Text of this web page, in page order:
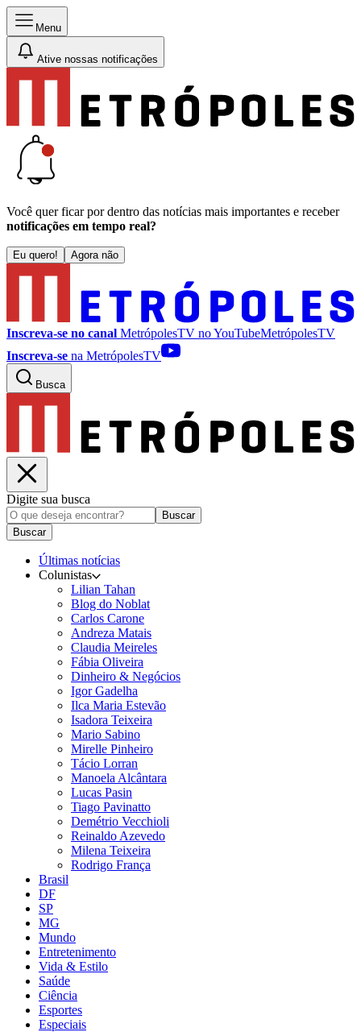
Menu
Ative nossas notificações
Você quer ficar por dentro das notícias mais importantes e receber
notificações em tempo real?
Eu quero! Agora não
Inscreva-se no canal MetrópolesTV noYouTubeMetrópolesTV
Inscreva-se na MetrópolesTV
Busca
Digite sua busca
Buscar
Buscar
Últimas notícias
Colunistas
Lilian Tahan
Blog do Noblat
Carlos Carone
Andreza Matais
Claudia Meireles
Fábia Oliveira
Dinheiro & Negócios
Igor Gadelha
Ilca Maria Estevão
Isadora Teixeira
Mario Sabino
Mirelle Pinheiro
Tácio Lorran
Manoela Alcântara
Lucas Pasin
Tiago Pavinatto
Demétrio Vecchioli
Reinaldo Azevedo
Milena Teixeira
Rodrigo França
Brasil
DF
SP
MG
Mundo
Entretenimento
Vida & Estilo
Saúde
Ciência
Esportes
Especiais